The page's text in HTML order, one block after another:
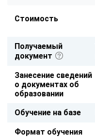
Стоимость
Получаемый
документ
Занесение сведений
о документах об
образовании
Обучение на базе
Формат обучения